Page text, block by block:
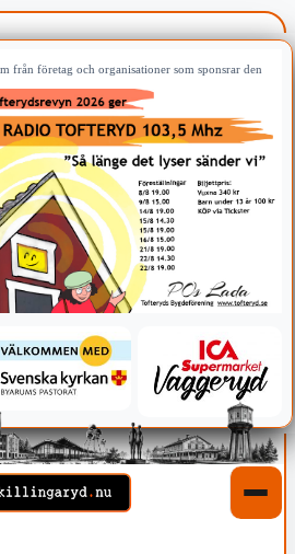
från företag och organisationer som sponsrar den